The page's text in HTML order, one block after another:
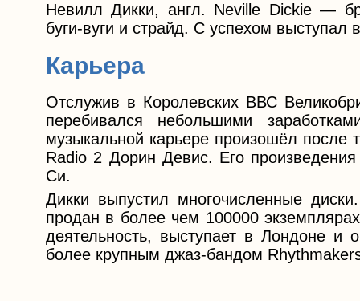
Невилл Дикки, англ. Neville Dickie —
буги-вуги и страйд. С успехом
Карьера
Отслужив в Королевских ВВС
перебивался небольшими
музыкальной карьере произошёл после
Radio 2 Дорин Девис. Его
Си.
Дикки выпустил многочисленные
продан в более чем 100000
деятельность, выступает в Лондоне и
более крупным джаз-бандом